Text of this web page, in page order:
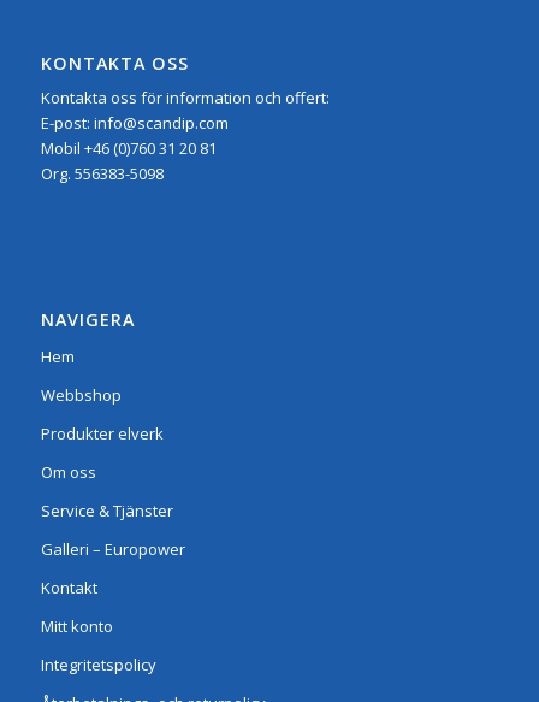
KONTAKTA OSS
Kontakta oss för information och offert:
E-post: info@scandip.com
Mobil +46 (0)760 31 20 81
Org. 556383-5098
NAVIGERA
Hem
Webbshop
Produkter elverk
Om oss
Service & Tjänster
Galleri – Europower
Kontakt
Mitt konto
Integritetspolicy